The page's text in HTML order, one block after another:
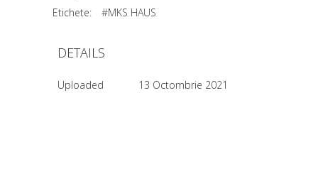
Etichete:
#MKS HAUS
DETAILS
Uploaded 13 Octombrie 2021